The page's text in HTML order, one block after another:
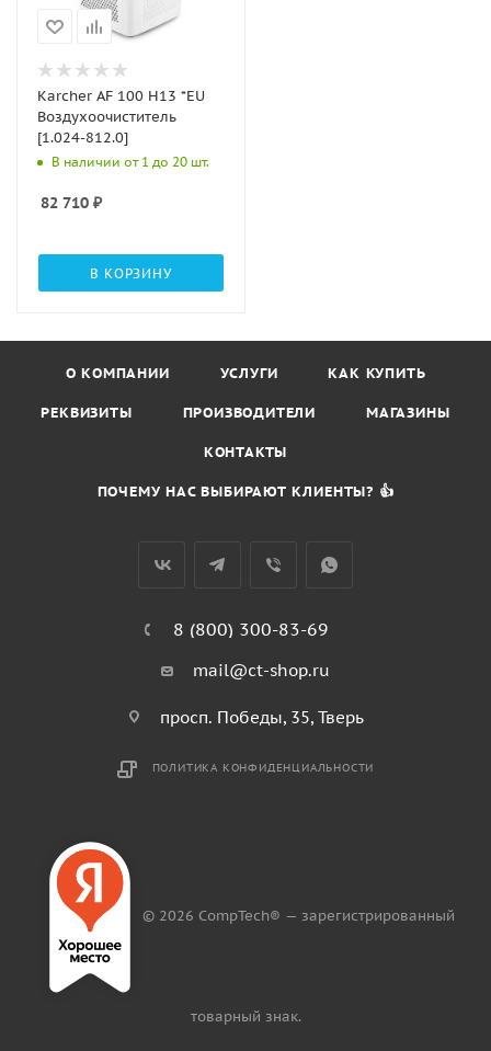
Karcher AF 100 H13 *EU
Воздухоочиститель
[1.024-812.0]
В наличии от 1 до 20 шт.
82 710 ₽
В КОРЗИНУ
О КОМПАНИИ УСЛУГИ КАК КУПИТЬ
РЕКВИЗИТЫ ПРОИЗВОДИТЕЛИ МАГАЗИНЫ
КОНТАКТЫ
ПОЧЕМУ НАС ВЫБИРАЮТ КЛИЕНТЫ? 👍
8 (800) 300-83-69
mail@ct-shop.ru
просп. Победы, 35, Тверь
ПОЛИТИКА КОНФИДЕНЦИАЛЬНОСТИ
© 2026 CompTech® — зарегистрированный
товарный знак.